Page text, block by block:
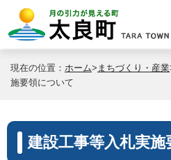
現在の位置： ホーム> まちづくり・産業
施要領について
建設工事等入札実